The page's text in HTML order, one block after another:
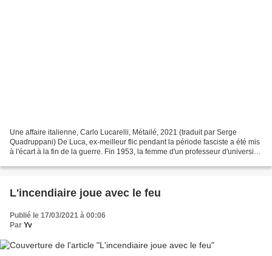
Une affaire italienne, Carlo Lucarelli, Métailé, 2021 (traduit par Serge
Quadruppani) De Luca, ex-meilleur flic pendant la période fasciste a été mis
à l'écart à la fin de la guerre. Fin 1953, la femme d'un professeur d'université
L'incendiaire joue avec le feu
Publié le 17/03/2021 à 00:06
Par Yv